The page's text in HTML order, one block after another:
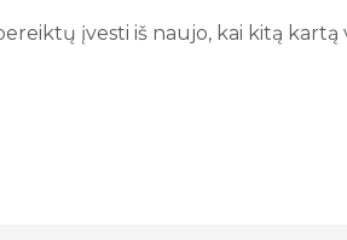
įvesti iš naujo, kai kitą kartą